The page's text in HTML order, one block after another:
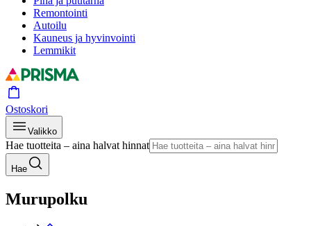
Remontointi
Autoilu
Kauneus ja hyvinvointi
Lemmikit
Ostoskori
Valikko
Hae tuotteita – aina halvat hinnat
Hae
Murupolku